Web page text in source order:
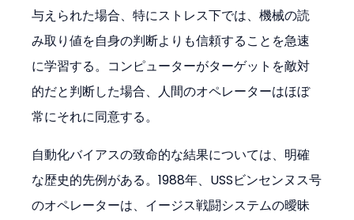
与えられた場合、特にストレス下では、機械の読
み取り値を自身の判断よりも信頼することを急速
に学習する。コンピューターがターゲットを敵対
的だと判断した場合、人間のオペレーターはほぼ
常にそれに同意する。
自動化バイアスの致命的な結果については、明確
な歴史的先例がある。1988年、USSビンセンヌス号
のオペレーターは、イージス戦闘システムの曖昧